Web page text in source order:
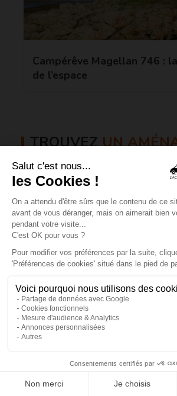
Campérêve Magellan 746 :
de l’espace
TROUVEZUN
PRÈS DE CHEZ
260professionnels de
et de fourgons référencés
Explorer la carte
Recherche
géolocalisée
Recherche
par services